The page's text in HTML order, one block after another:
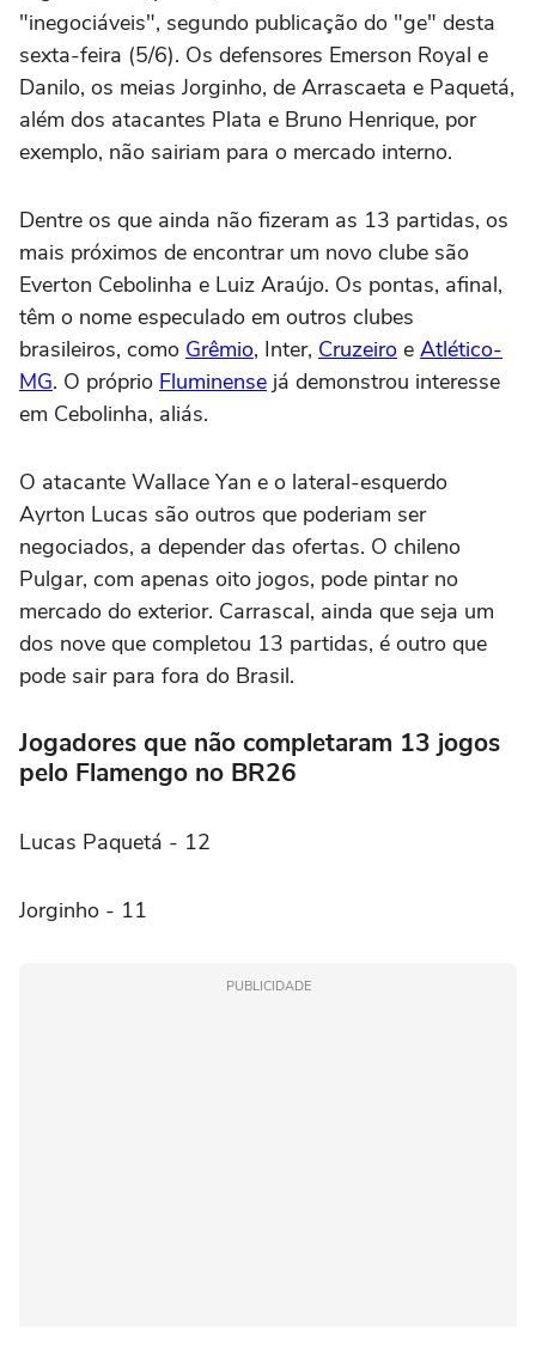
"inegociáveis", segundo publicação do "ge" desta
sexta-feira (5/6). Os defensores Emerson Royal e
Danilo, os meias Jorginho, de Arrascaeta e Paquetá,
além dos atacantes Plata e Bruno Henrique, por
exemplo, não sairiam para o mercado interno.
Dentre os que ainda não fizeram as 13 partidas, os
mais próximos de encontrar um novo clube são
Everton Cebolinha e Luiz Araújo. Os pontas, afinal,
têm o nome especulado em outros clubes
brasileiros, como Grêmio, Inter, Cruzeiro e Atlético-
MG. O próprio Fluminense já demonstrou interesse
em Cebolinha, aliás.
O atacante Wallace Yan e o lateral-esquerdo
Ayrton Lucas são outros que poderiam ser
negociados, a depender das ofertas. O chileno
Pulgar, com apenas oito jogos, pode pintar no
mercado do exterior. Carrascal, ainda que seja um
dos nove que completou 13 partidas, é outro que
pode sair para fora do Brasil.
Jogadores que não completaram 13 jogos
pelo Flamengo no BR26
Lucas Paquetá - 12
Jorginho - 11
PUBLICIDADE